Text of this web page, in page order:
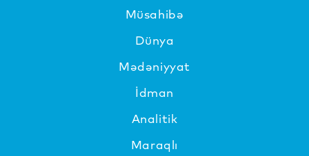
Müsahibə
Dünya
Mədəniyyat
İdman
Analitik
Maraqlı